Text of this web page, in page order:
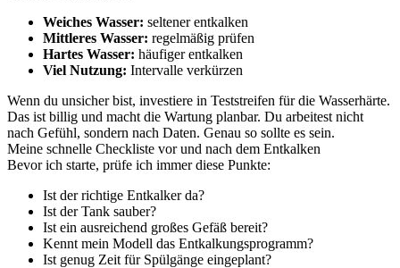
Weiches Wasser: seltener entkalken
Mittleres Wasser: regelmäßig prüfen
Hartes Wasser: häufiger entkalken
Viel Nutzung: Intervalle verkürzen
Wenn du unsicher bist, investiere in Teststreifen für die Wasserhärte.
Das ist billig und macht die Wartung planbar. Du arbeitest nicht
nach Gefühl, sondern nach Daten. Genau so sollte es sein.
Meine schnelle Checkliste vor und nach dem Entkalken
Bevor ich starte, prüfe ich immer diese Punkte:
Ist der richtige Entkalker da?
Ist der Tank sauber?
Ist ein ausreichend großes Gefäß bereit?
Kennt mein Modell das Entkalkungsprogramm?
Ist genug Zeit für Spülgänge eingeplant?